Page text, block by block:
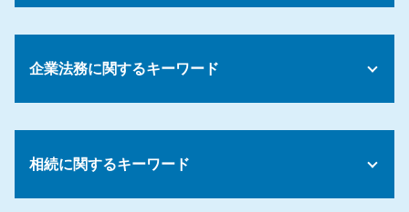
債務整理 わかりやすく
債務整理とは 個人
債務 権利
任意整理 債務整理
企業法務に関するキーワード
雇用 労働問題
解雇条件 労働基準法
パワハラ 対策
相続に関するキーワード